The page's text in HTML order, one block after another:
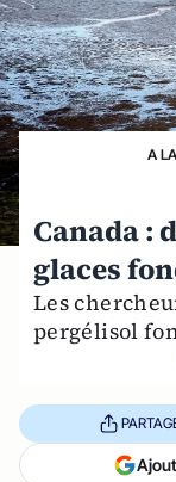
A
Canada :
glaces
Les
pergélisol